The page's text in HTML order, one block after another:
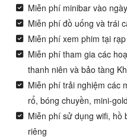
Miễn phí minibar vào
Miễn phí đồ uống và trái
Miễn phí xem phim tại
Miễn phí tham gia các
thanh niên và bảo tàng
Miễn phí trải nghiệm các
rổ, bóng chuyền, mini-gold
Miễn phí sử dụng wifi, hồ
riêng